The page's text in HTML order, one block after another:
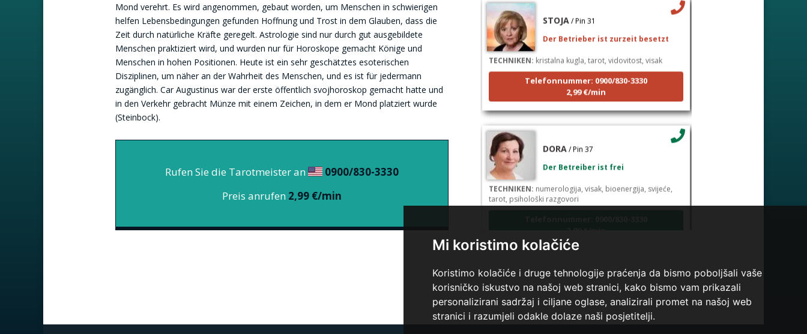
Mi koristimo kolačiće
Koristimo kolačiće i druge tehnologije praćenja da bismo poboljšali vaše
korisničko iskustvo na našoj web stranici, kako bismo vam prikazali
personalizirani sadržaj i ciljane oglase, analizirali promet na našoj web
stranici i razumjeli odakle dolaze naši posjetitelji.
Mond verehrt. Es wird angenommen, gebaut worden, um Menschen in schwierigen
helfen Lebensbedingungen gefunden Hoffnung und Trost in dem Glauben, dass die
Zeit durch natürliche Kräfte geregelt. Astrologie sind nur durch gut ausgebildete
Menschen praktiziert wird, und wurden nur für Horoskope gemacht Könige und
Menschen in hohen Positionen. Heute ist ein sehr geschätztes esoterischen
Disziplinen, um näher an der Wahrheit des Menschen, und es ist für jedermann
zugänglich. Car Augustinus war der erste öffentlich svojhoroskop gemacht hatte und
in den Verkehr gebracht Münze mit einem Zeichen, in dem er Mond platziert wurde
(Steinbock).
Rufen Sie die Tarotmeister an
0900/830-3330
Preis anrufen 2,99 €/min
STOJA / Pin 31
Der Betrieber ist zurzeit besetzt
TECHNIKEN:kristalna kugla, tarot, vidovitost, visak
Telefonnummer: 0900/830-3330
2,99 €/min
DORA / Pin 37
Der Betreiber ist frei
TECHNIKEN:numerologija, visak, bioenergija, svijeće,
tarot, psihološki razgovori
VANESA / Pin 60
Der Betrieber ist zurzeit besetzt
TECHNIKEN:tarot